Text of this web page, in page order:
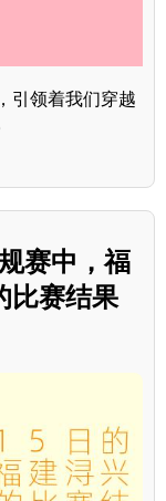
引领着我们穿越
赛中，福
比赛结果